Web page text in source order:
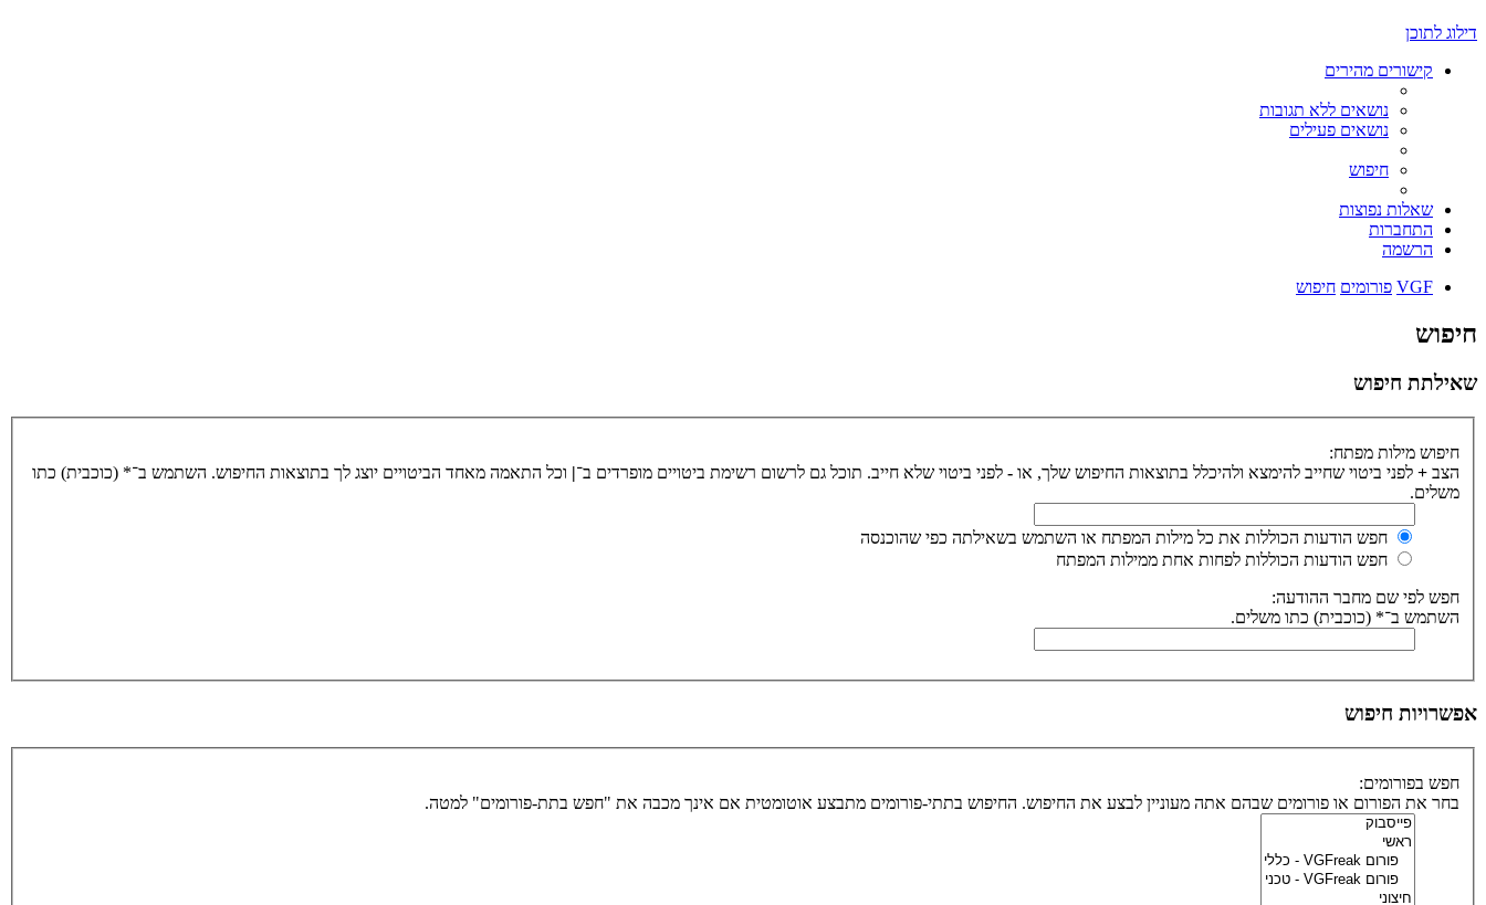
דילוג לתוכן
קישורים מהירים
נושאים ללא תגובות
נושאים פעילים
חיפוש
שאלות נפוצות
התחברות
הרשמה
VGF פורומים חיפוש
חיפוש
שאילתת חיפוש
חיפוש מילות מפתח:
הצב + לפני ביטוי שחייב להימצא ולהיכלל בתוצאות החיפוש שלך, או - לפני ביטוי שלא חייב. תוכל גם לרשום רשימת ביטויים מופרדים ב־| וכל התאמה מאחד הביטויים יוצג לך בתוצאות החיפוש. השתמש ב־* (כוכבית) כתו
משלים.
חפש הודעות הכוללות את כל מילות המפתח או השתמש בשאילתה כפי שהוכנסה
חפש הודעות הכוללות לפחות אחת ממילות המפתח
חפש לפי שם מחבר ההודעה:
השתמש ב־* (כוכבית) כתו משלים.
אפשרויות חיפוש
חפש בפורומים:
בחר את הפורום או פורומים שבהם אתה מעוניין לבצע את החיפוש. החיפוש בתתי-פורומים מתבצע אוטומטית אם אינך מכבה את "חפש בתת-פורומים" למטה.